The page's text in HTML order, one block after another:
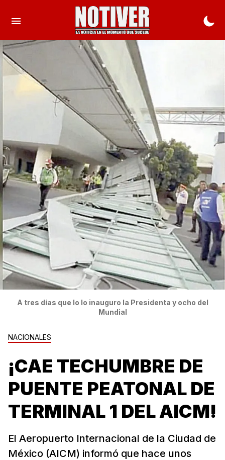
NACIONALES
¡CAE TECHUMBRE DE
PUENTE PEATONAL DE
TERMINAL 1 DEL AICM!
El Aeropuerto Internacional de la Ciudad de
México (AICM) informó que hace unos
A tres días que lo lo inauguro la Presidenta y ocho del
Mundial